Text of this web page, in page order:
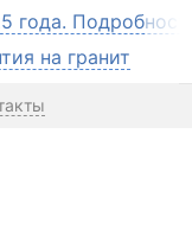
года.
на гранит